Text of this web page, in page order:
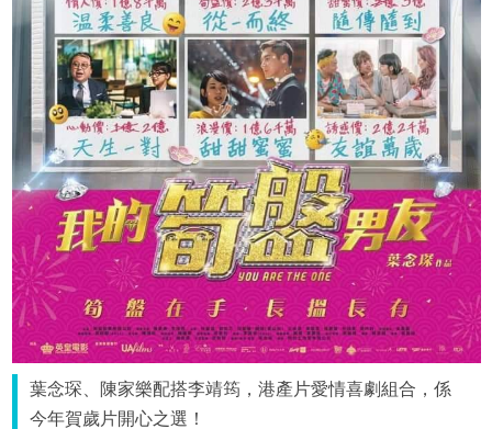
葉念琛、陳家樂配搭李靖筠，港產片愛情喜劇組合，係
今年賀歲片開心之選！